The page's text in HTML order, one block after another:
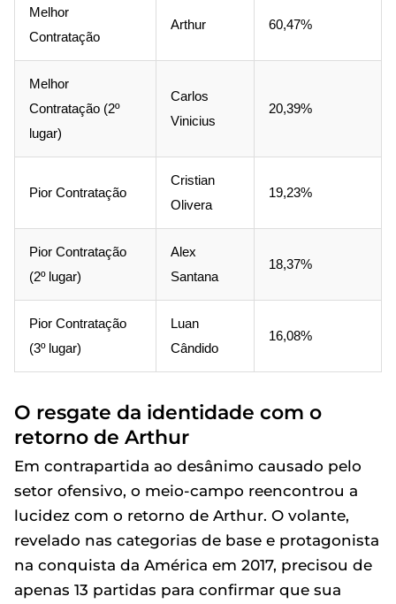
Melhor
Contratação
Arthur 60,47%
Melhor
Contratação (2º
lugar)
Carlos
Vinicius
20,39%
Pior Contratação
Cristian
Olivera
19,23%
Pior Contratação
(2º lugar)
Alex
Santana
18,37%
Pior Contratação
(3º lugar)
Luan
Cândido
16,08%
O resgate da identidade com o
retorno de Arthur
Em contrapartida ao desânimo causado pelo
setor ofensivo, o meio-campo reencontrou a
lucidez com o retorno de Arthur. O volante,
revelado nas categorias de base e protagonista
na conquista da América em 2017, precisou de
apenas 13 partidas para confirmar que sua